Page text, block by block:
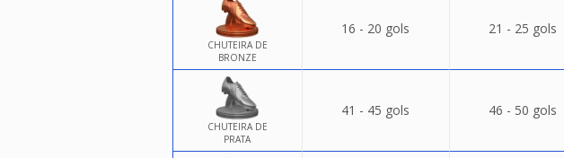
CHUTEIRA DE
BRONZE
16 - 20 gols 21 - 25 gols
CHUTEIRA DE
PRATA
41 - 45 gols 46 - 50 gols